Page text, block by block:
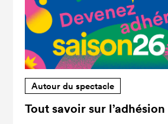
Autour du spectacle
Tout savoir sur